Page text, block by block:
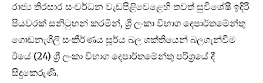
රාජ්‍ය තිරසාර සංවර්ධන වැඩපිළිවෙළෙහි තවත් සුවිශේෂී ඉදිරි
පියවරක් සනිටුහන් කරමින්, ශ්‍රී ලංකා විභාග දෙපාර්තමේන්තු
ගොඩනැගිලි සංකීර්ණය සූර්ය බල ශක්තියෙන් බලගැන්වීම
ඊයේ (24) ශ්‍රී ලංකා විභාග දෙපාර්තමේන්තු‍ පරිශ්‍රයේ දී
සිදුකෙරුණි.